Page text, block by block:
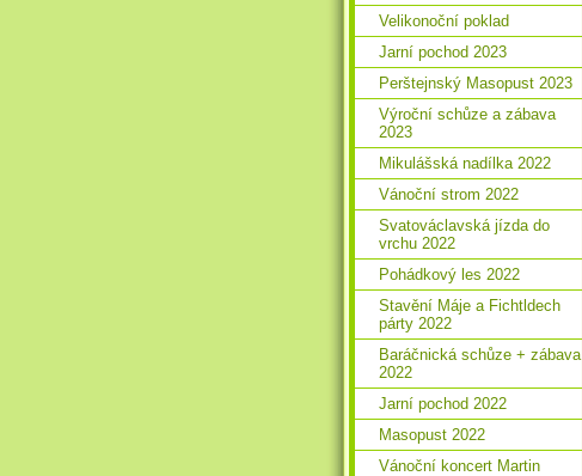
Velikonoční poklad
Jarní pochod 2023
Perštejnský Masopust 2023
Výroční schůze a zábava
2023
Mikulášská nadílka 2022
Vánoční strom 2022
Svatováclavská jízda do
vrchu 2022
Pohádkový les 2022
Stavění Máje a Fichtldech
párty 2022
Baráčnická schůze + zábava
2022
Jarní pochod 2022
Masopust 2022
Vánoční koncert Martin